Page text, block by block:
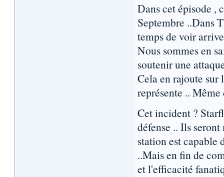
Dans cet épisode ,
Septembre ..Dans
temps de voir
Nous sommes en
soutenir une
Cela en rajoute sur
représente ..
Cet incident ?
défense .. Ils
station est capable
..Mais en fin de
et l'efficacité